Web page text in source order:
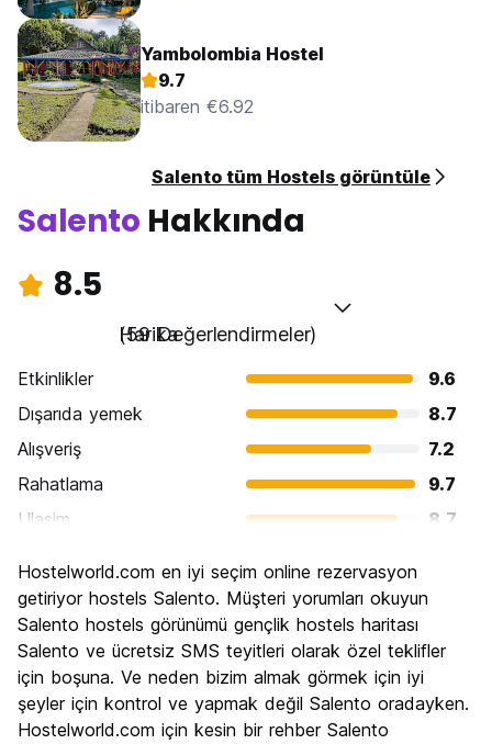
Yambolombia Hostel
9.7
itibaren €6.92
Salento tüm Hostels görüntüle
Salento Hakkında
8.5
Harika
(59 Değerlendirmeler)
Etkinlikler
9.6
Dışarıda yemek
8.7
Alışveriş
7.2
Rahatlama
9.7
Ulasim
8.7
Kültür
Gece hayatı
Ekonomik
9.2
Hostelworld.com en iyi seçim online rezervasyon
getiriyor hostels Salento. Müşteri yorumları okuyun
Salento hostels görünümü gençlik hostels haritası
Salento ve ücretsiz SMS teyitleri olarak özel teklifler
için boşuna. Ve neden bizim almak görmek için iyi
şeyler için kontrol ve yapmak değil Salento oradayken.
Hostelworld.com için kesin bir rehber Salento